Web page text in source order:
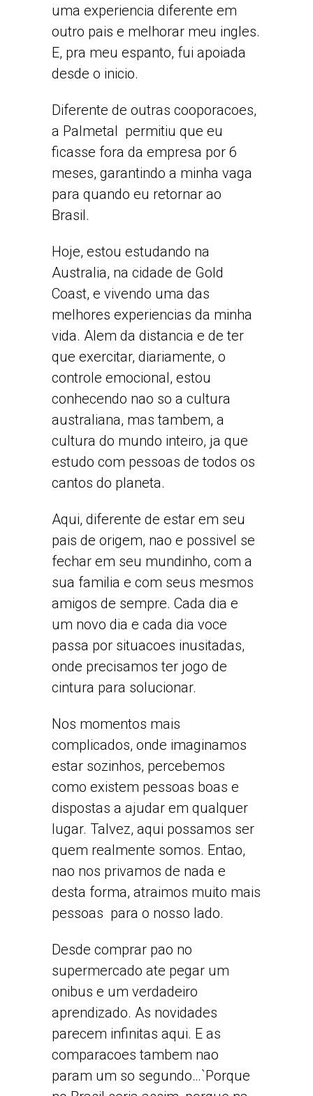
uma experiencia diferente em
outro pais e melhorar meu ingles.
E, pra meu espanto, fui apoiada
desde o inicio.
Diferente de outras cooporacoes,
a Palmetal permitiu que eu
ficasse fora da empresa por 6
meses, garantindo a minha vaga
para quando eu retornar ao
Brasil.
Hoje, estou estudando na
Australia, na cidade de Gold
Coast, e vivendo uma das
melhores experiencias da minha
vida. Alem da distancia e de ter
que exercitar, diariamente, o
controle emocional, estou
conhecendo nao so a cultura
australiana, mas tambem, a
cultura do mundo inteiro, ja que
estudo com pessoas de todos os
cantos do planeta.
Aqui, diferente de estar em seu
pais de origem, nao e possivel se
fechar em seu mundinho, com a
sua familia e com seus mesmos
amigos de sempre. Cada dia e
um novo dia e cada dia voce
passa por situacoes inusitadas,
onde precisamos ter jogo de
cintura para solucionar.
Nos momentos mais
complicados, onde imaginamos
estar sozinhos, percebemos
como existem pessoas boas e
dispostas a ajudar em qualquer
lugar. Talvez, aqui possamos ser
quem realmente somos. Entao,
nao nos privamos de nada e
desta forma, atraimos muito mais
pessoas para o nosso lado.
Desde comprar pao no
supermercado ate pegar um
onibus e um verdadeiro
aprendizado. As novidades
parecem infinitas aqui. E as
comparacoes tambem nao
param um so segundo…`Porque